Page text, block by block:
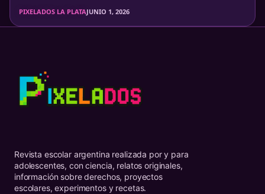
PIXELADOS LA PLATAJUNIO 1, 2026
Revista escolar argentina realizada por y para
adolescentes, con ciencia, relatos originales,
información sobre derechos, proyectos
escolares, experimentos y recetas.